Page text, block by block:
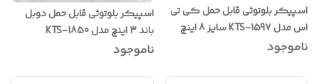
اسپیکر بلوتوثی قابل حمل کی تی
اس مدل KTS-1597 سایز 8 اینچ
ناموجود
اسپیکر بلوتوثی قابل حمل دوبل
باند ۳ اینچ مدل KTS-1850
ناموجود